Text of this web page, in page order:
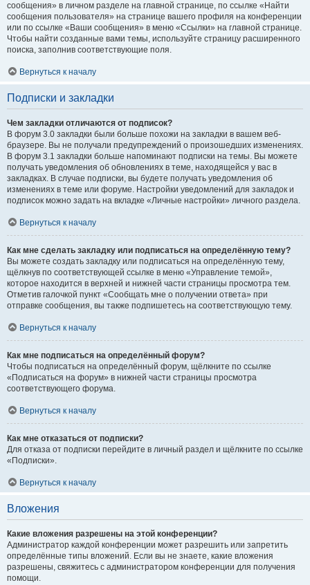
сообщения» в личном разделе на главной странице, по ссылке «Найти
сообщения пользователя» на странице вашего профиля на конференции
или по ссылке «Ваши сообщения» в меню «Ссылки» на главной странице.
Чтобы найти созданные вами темы, используйте страницу расширенного
поиска, заполнив соответствующие поля.
Вернуться к началу
Подписки и закладки
Чем закладки отличаются от подписок?
В форум 3.0 закладки были больше похожи на закладки в вашем веб-
браузере. Вы не получали предупреждений о произошедших изменениях.
В форум 3.1 закладки больше напоминают подписки на темы. Вы можете
получать уведомления об обновлениях в теме, находящейся у вас в
закладках. В случае подписки, вы будете получать уведомления об
изменениях в теме или форуме. Настройки уведомлений для закладок и
подписок можно задать на вкладке «Личные настройки» личного раздела.
Вернуться к началу
Как мне сделать закладку или подписаться на определённую тему?
Вы можете создать закладку или подписаться на определённую тему,
щёлкнув по соответствующей ссылке в меню «Управление темой»,
которое находится в верхней и нижней части страницы просмотра тем.
Отметив галочкой пункт «Сообщать мне о получении ответа» при
отправке сообщения, вы также подпишетесь на соответствующую тему.
Вернуться к началу
Как мне подписаться на определённый форум?
Чтобы подписаться на определённый форум, щёлкните по ссылке
«Подписаться на форум» в нижней части страницы просмотра
соответствующего форума.
Вернуться к началу
Как мне отказаться от подписки?
Для отказа от подписки перейдите в личный раздел и щёлкните по ссылке
«Подписки».
Вернуться к началу
Вложения
Какие вложения разрешены на этой конференции?
Администратор каждой конференции может разрешить или запретить
определённые типы вложений. Если вы не знаете, какие вложения
разрешены, свяжитесь с администратором конференции для получения
помощи.